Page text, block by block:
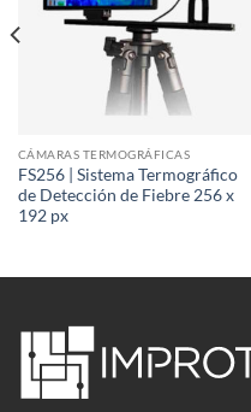
CÁMARAS TERMOGRÁFICAS
FS256 | Sistema Termográfico
de Detección de Fiebre 256 x
192 px